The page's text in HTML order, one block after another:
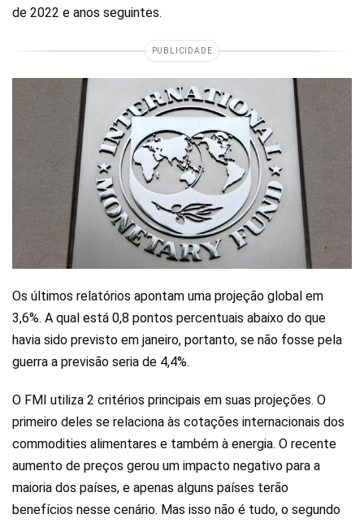
de 2022 e anos seguintes.
PUBLICIDADE
Os últimos relatórios apontam uma projeção global em
3,6%. A qual está 0,8 pontos percentuais abaixo do que
havia sido previsto em janeiro, portanto, se não fosse pela
guerra a previsão seria de 4,4%.
O FMI utiliza 2 critérios principais em suas projeções. O
primeiro deles se relaciona às cotações internacionais dos
commodities alimentares e também à energia. O recente
aumento de preços gerou um impacto negativo para a
maioria dos países, e apenas alguns países terão
benefícios nesse cenário. Mas isso não é tudo, o segundo